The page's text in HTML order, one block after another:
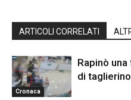
ARTICOLI CORRELATI
Cronaca
Rapinò
di